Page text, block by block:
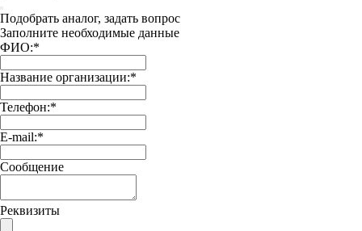
Подобрать аналог, задать вопрос
Заполните необходимые данные
ФИО:*
Название организации:*
Телефон:*
E-mail:*
Сообщение
Реквизиты